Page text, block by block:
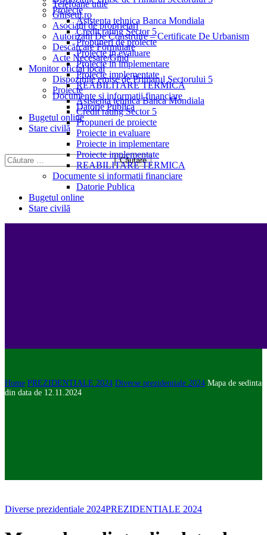
Proiecte
Asistenta tehnica Banca Mondiala
Credit rating Sector 5
Propuneri de proiecte
Proiecte in evaluare
Proiecte in implementare
Proiecte implementate
REABILITARE TERMICA
Documente si informatii financiare
Datorie Publica
Bugetul online
Stare civilă
Telefoane utile
Ghișeul.ro
Asociații de proprietari
Autorizații De Construire – Certificate De Urbanism
Descărcare Formulare
Acte Necesare/Ghid
Monitor oficial local
Dispozitiile emise de Primarul Sectorului 5
Proiecte
Asistenta tehnica Banca Mondiala
Credit rating Sector 5
Propuneri de proiecte
Proiecte in evaluare
Proiecte in implementare
Proiecte implementate
REABILITARE TERMICA
Documente si informatii financiare
Datorie Publica
Bugetul online
Stare civilă
Home PREZIDENTIALE 2024 Diverse prezidentiale 2024 Mapa de sedinta
din data de 12.11.2024
Diverse prezidentiale 2024PREZIDENTIALE 2024